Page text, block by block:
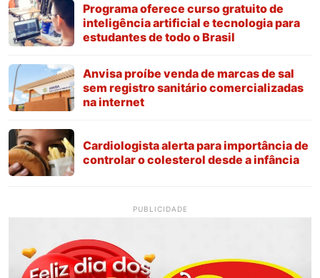
Programa oferece curso gratuito de
inteligência artificial e tecnologia para
estudantes de todo o Brasil
Anvisa proíbe venda de marcas de sal
sem registro sanitário comercializadas
na internet
Cardiologista alerta para importância de
controlar o colesterol desde a infância
PUBLICIDADE